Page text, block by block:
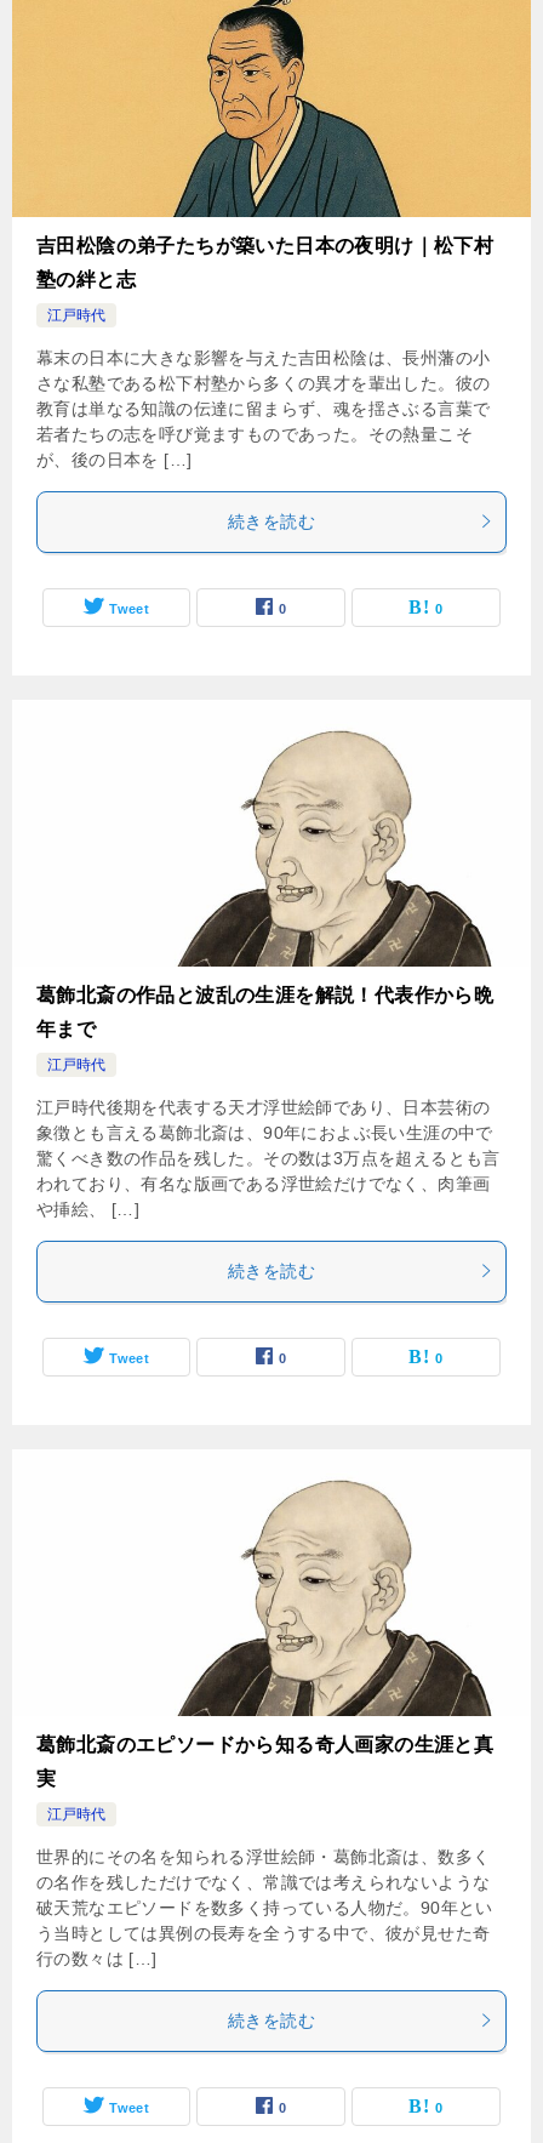
吉田松陰の弟子たちが築いた日本の夜明け｜松下村
塾の絆と志
江戸時代
幕末の日本に大きな影響を与えた吉田松陰は、長州藩の小
さな私塾である松下村塾から多くの異才を輩出した。彼の
教育は単なる知識の伝達に留まらず、魂を揺さぶる言葉で
若者たちの志を呼び覚ますものであった。その熱量こそ
が、後の日本を […]
続きを読む
Tweet 0 0
葛飾北斎の作品と波乱の生涯を解説！代表作から晩
年まで
江戸時代
江戸時代後期を代表する天才浮世絵師であり、日本芸術の
象徴とも言える葛飾北斎は、90年におよぶ長い生涯の中で
驚くべき数の作品を残した。その数は3万点を超えるとも言
われており、有名な版画である浮世絵だけでなく、肉筆画
や挿絵、 […]
続きを読む
Tweet 0 0
葛飾北斎のエピソードから知る奇人画家の生涯と真
実
江戸時代
世界的にその名を知られる浮世絵師・葛飾北斎は、数多く
の名作を残しただけでなく、常識では考えられないような
破天荒なエピソードを数多く持っている人物だ。90年とい
う当時としては異例の長寿を全うする中で、彼が見せた奇
行の数々は […]
続きを読む
Tweet 0 0